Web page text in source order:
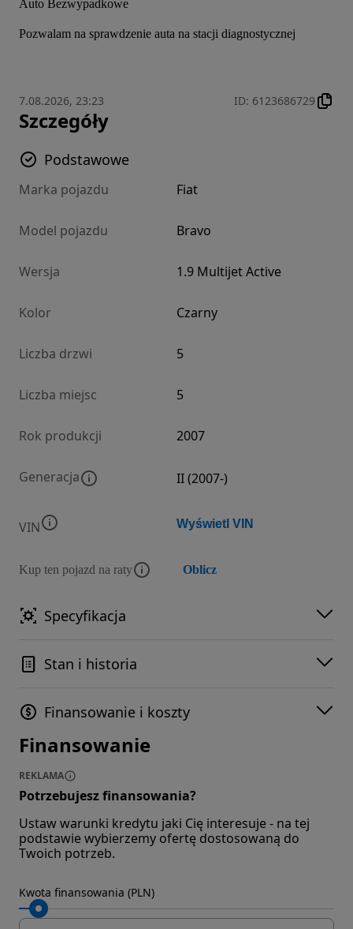
Auto Bezwypadkowe
Pozwalam na sprawdzenie auta na stacji diagnostycznej
7.08.2026, 23:23 ID: 6123686729
Szczegóły
Podstawowe
Marka pojazdu Fiat
Model pojazdu Bravo
Wersja 1.9 Multijet Active
Kolor Czarny
Liczba drzwi 5
Liczba miejsc 5
Rok produkcji 2007
Generacja II (2007-)
VIN Wyświetl VIN
Kup ten pojazd na raty Oblicz
Specyfikacja
Stan i historia
Finansowanie i koszty
Finansowanie
REKLAMA
Potrzebujesz finansowania?
Ustaw warunki kredytu jaki Cię interesuje - na tej
podstawie wybierzemy ofertę dostosowaną do
Twoich potrzeb.
Kwota finansowania (PLN)